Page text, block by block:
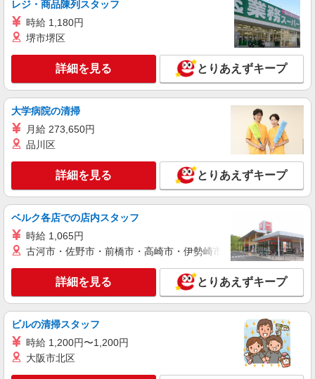
キープ 詳細を見る
派遣社員
＜道場南口＞サ高住スタッフ＊教育体制充実
◎30代・40代活躍中
時給1450円〜2187円 ＜日払い有/週払い有/交
詳細を見る
派遣社員
株式会社kotrio /●KB-H-1879449
高級ホテルのような空間＊。鈴蘭台駅そば▼サ
時給1550円〜2187円 ＜日払い有/週払い有/交
≪最寄り駅≫鈴蘭台
キープ 詳細を見る
派遣社員
株式会社kotrio /●KB-H-1879569
落ち着いた少人数環境/グループホームで暮ら
レジ・商品陳列スタッフ
時給 1,180円
堺市堺区
詳細を見る とりあえずキープ
大学病院の清掃
月給 273,650円
品川区
詳細を見る とりあえずキープ
ベルク各店での店内スタッフ
時給 1,065円
古河市・佐野市・前橋市・高崎市・伊勢崎市・太田市・館林市
詳細を見る とりあえずキープ
ビルの清掃スタッフ
時給 1,200円〜1,200円
大阪市北区